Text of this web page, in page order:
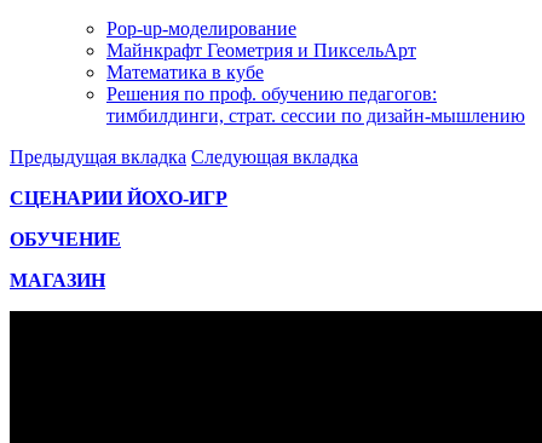
Pop-up-моделирование
Майнкрафт Геометрия и ПиксельАрт
Математика в кубе
Решения по проф. обучению педагогов:
тимбилдинги, страт. сессии по дизайн-мышлению
Предыдущая вкладка Следующая вкладка
СЦЕНАРИИ ЙОХО-ИГР
ОБУЧЕНИЕ
МАГАЗИН